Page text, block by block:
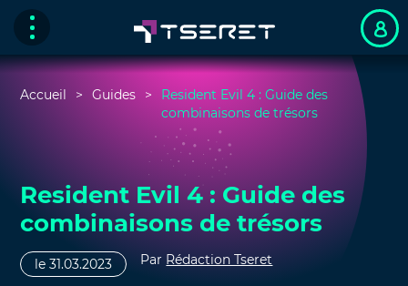
Accueil Guides
Resident Evil 4 : Guide des
combinaisons de trésors
Resident Evil 4 : Guide des
combinaisons de trésors
le 31.03.2023 Par Rédaction Tseret